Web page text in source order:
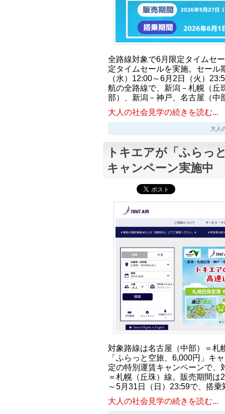
全路線対象で6月限定タイムセ
定タイムセールを実施。セール
（水）12:00～6月2日（火）
航の全路線で、新潟－札幌（丘
部）、新潟－神戸、名古屋（
大人の社会見学の続きを読む...
大人
トキエアが「ふらっ
キャンペーン実施中
対象路線は名古屋（中部）＝札
「ふらっと空旅、6,000円」キ
定の特別運賃キャンペーンで、
＝札幌（丘珠）線。販売期間
～5月31日（日）23:59で、搭
大人の社会見学の続きを読む...